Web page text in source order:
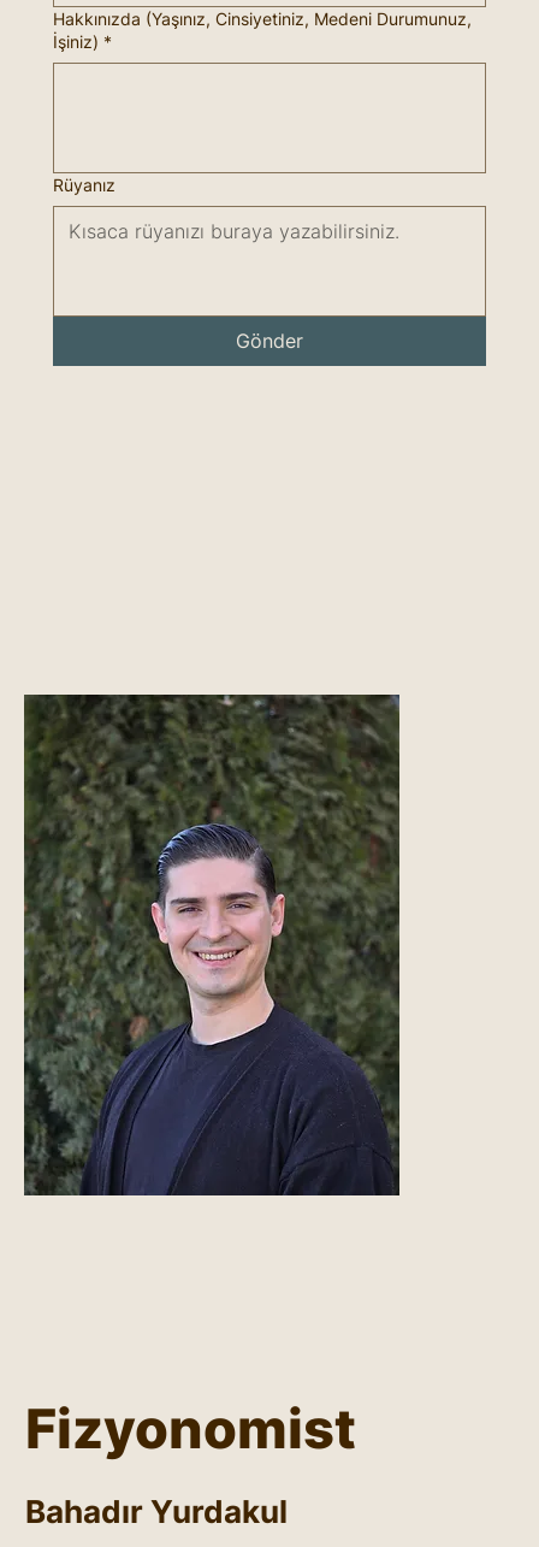
Fizyonomist
Bahadır Yurdakul
Hakkınızda (Yaşınız, Cinsiyetiniz, Medeni Durumunuz,
İşiniz) *
Rüyanız
Gönder